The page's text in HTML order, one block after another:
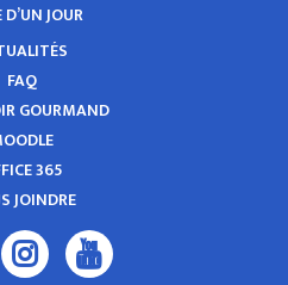
D’UN JOUR
FAQ
GOURMAND
365
JOINDRE